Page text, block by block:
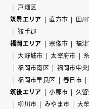
戸畑区
筑豊エリア
直方市 田
鞍手郡
福岡エリア
宗像市 福
大野城市
太宰府市
福岡市南区
福岡市中央
福岡市早良区
春日市
筑後エリア
小郡市 久
柳川市
みやま市 大